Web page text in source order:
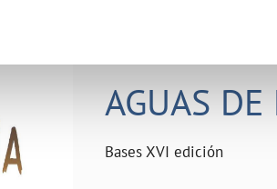
VER TODAS LAS GESTIONES
comunitarios
AGUAS
Bases XVI edición